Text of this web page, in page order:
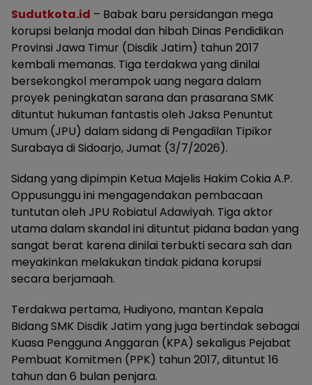
Sudutkota.id – Babak baru persidangan mega
korupsi belanja modal dan hibah Dinas Pendidikan
Provinsi Jawa Timur (Disdik Jatim) tahun 2017
kembali memanas. Tiga terdakwa yang dinilai
bersekongkol merampok uang negara dalam
proyek peningkatan sarana dan prasarana SMK
dituntut hukuman fantastis oleh Jaksa Penuntut
Umum (JPU) dalam sidang di Pengadilan Tipikor
Surabaya di Sidoarjo, Jumat (3/7/2026).
Sidang yang dipimpin Ketua Majelis Hakim Cokia A.P.
Oppusunggu ini mengagendakan pembacaan
tuntutan oleh JPU Robiatul Adawiyah. Tiga aktor
utama dalam skandal ini dituntut pidana badan yang
sangat berat karena dinilai terbukti secara sah dan
meyakinkan melakukan tindak pidana korupsi
secara berjamaah.
Terdakwa pertama, Hudiyono, mantan Kepala
Bidang SMK Disdik Jatim yang juga bertindak sebagai
Kuasa Pengguna Anggaran (KPA) sekaligus Pejabat
Pembuat Komitmen (PPK) tahun 2017, dituntut 16
tahun dan 6 bulan penjara.